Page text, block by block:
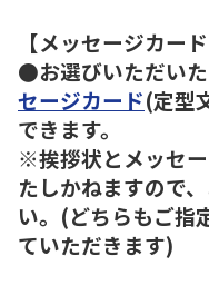
【メッセージカー
●お選びいただいた
セージカード(定型
できます。
※挨拶状とメッセ
たしかねますので
い。(どちらもご指
ていただきます)